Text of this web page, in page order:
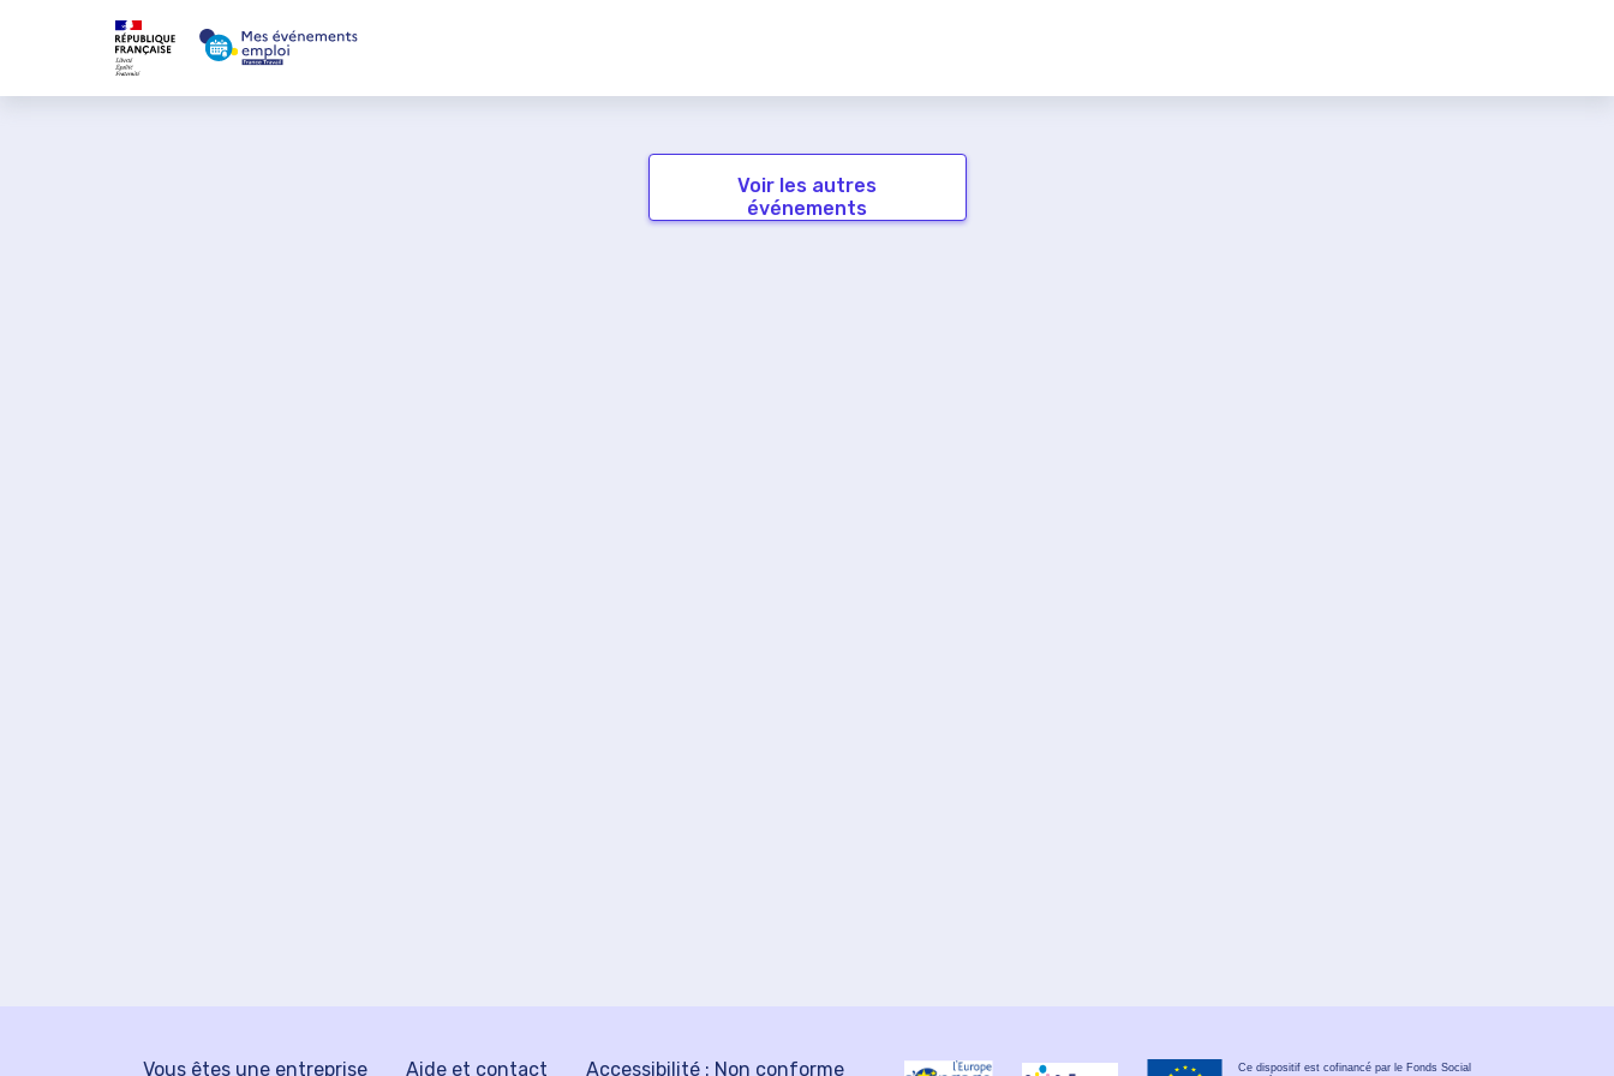
Voir les autres
événements
Vous êtes une entreprise Aide et contact Accessibilité : Non conforme
Ce dispositif est cofinancé par le Fonds Social